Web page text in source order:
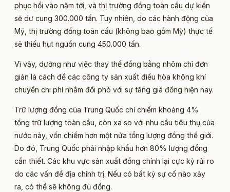
phục hồi vào năm tới, và thị trường đồng toàn cầu dự kiến
sẽ dư cung 300.000 tấn. Tuy nhiên, do các hành động của
Mỹ, thị trường đồng toàn cầu (không bao gồm Mỹ) thực tế
sẽ thiếu hụt nguồn cung 450.000 tấn.
Vì vậy, dường như việc thay thế đồng bằng nhôm chỉ đơn
giản là cách để các công ty sản xuất điều hòa không khí
chuyển chi phí nhằm đối phó với sự tăng giá đồng hiện nay.
Trữ lượng đồng của Trung Quốc chỉ chiếm khoảng 4%
tổng trữ lượng toàn cầu, còn xa so với nhu cầu tiêu thụ của
nước này, vốn chiếm hơn một nửa tổng lượng đồng thế giới.
Do đó, Trung Quốc phải nhập khẩu hơn 80% lượng đồng
cần thiết. Các khu vực sản xuất đồng chính lại cực kỳ rủi ro
do các vấn đề địa chính trị. Nếu có bất kỳ sự cố nào xảy
ra, có thể sẽ không đủ đồng.